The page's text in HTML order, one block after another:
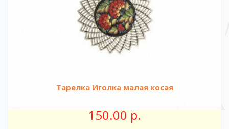
Тарелка Иголка малая косая
150.00 р.